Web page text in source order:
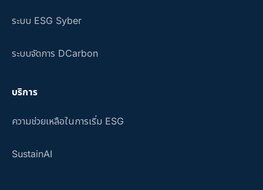
ระบบ ESG Syber
ระบบจัดการ DCarbon
บริการ
ความช่วยเหลือในการเริ่ม ESG
SustainAI